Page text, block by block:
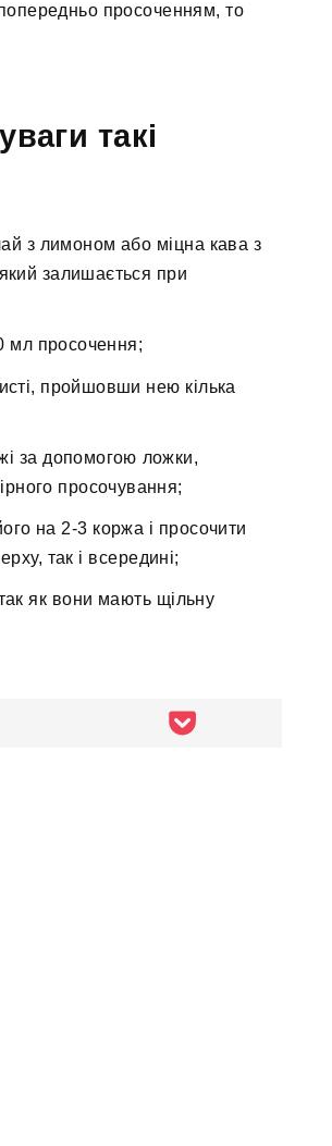
просоченням, то
такі
з лимоном або міцна кава з
залишається при
мл просочення;
пройшовши нею кілька
за допомогою ложки,
просочування;
на 2-3 коржа і просочити
так і всередині;
як вони мають щільну